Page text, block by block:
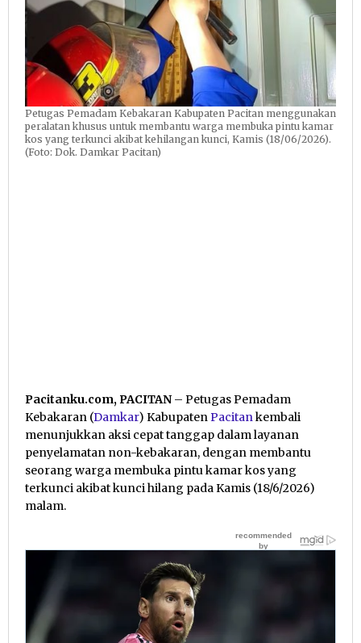
Petugas Pemadam Kebakaran Kabupaten Pacitan menggunakan
peralatan khusus untuk membantu warga membuka pintu kamar
kos yang terkunci akibat kehilangan kunci, Kamis (18/06/2026).
(Foto: Dok. Damkar Pacitan)
Pacitanku.com, PACITAN – Petugas Pemadam
Kebakaran (Damkar) KabupatenPacitankembali
menunjukkan aksi cepat tanggap dalam layanan
penyelamatan non-kebakaran, dengan membantu
seorang warga membuka pintu kamar kos yang
terkunci akibat kunci hilang pada Kamis (18/6/2026)
malam.